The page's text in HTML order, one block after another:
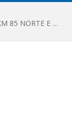
OBRAS DA QUADRA POLIESPORTIVA DO KM 85 NORTE E DA ESCOLA GASPAR VIANA AVANÇAM